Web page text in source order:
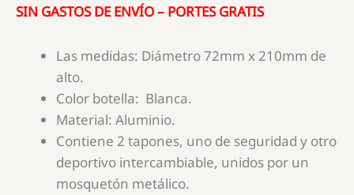
SIN GASTOS DE ENVÍO – PORTES GRATIS
Las medidas: Diámetro 72mm x 210mm de
alto.
Color botella: Blanca.
Material: Aluminio.
Contiene 2 tapones, uno de seguridad y otro
deportivo intercambiable, unidos por un
mosquetón metálico.